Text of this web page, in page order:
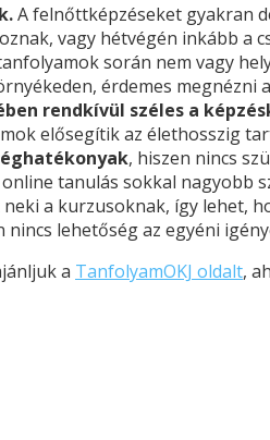
A felnőttképzéseket gyakran
vagy hétvégén inkább a
során nem vagy
érdemes megnézni
rendkívül széles a
elősegítik az élethosszig
, hiszen nincs
online tanulás sokkal nagyobb
a kurzusoknak, így lehet,
lehetőség az egyéni
a TanfolyamOKJ oldalt,